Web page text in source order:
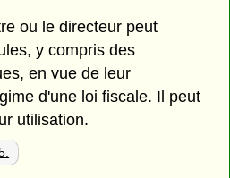
ou le directeur peut
y compris des
en vue de leur
d'une loi fiscale. Il peut
utilisation.